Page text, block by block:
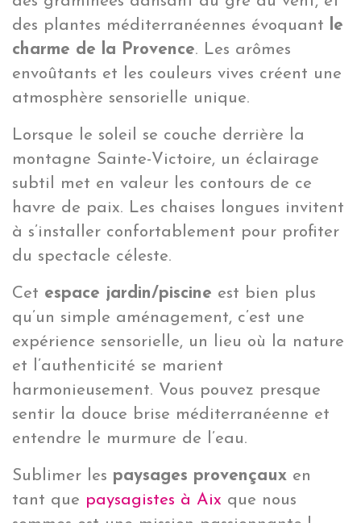
des plantes méditerranéennes évoquant
le
charme de la Provence. Les arômes
envoûtants et les couleurs vives créent une
atmosphère sensorielle unique.
Lorsque le soleil se couche derrière la
montagne Sainte-Victoire, un éclairage
subtil met en valeur les contours de ce
havre de paix. Les chaises longues invitent
à s’installer confortablement pour profiter
du spectacle céleste.
Cet espace jardin/piscine est bien plus
qu’un simple aménagement, c’est une
expérience sensorielle, un lieu où la nature
et l’authenticité se marient
harmonieusement. Vous pouvez presque
sentir la douce brise méditerranéenne et
entendre le murmure de l’eau.
Sublimer les paysages provençaux en
tant que paysagistes à Aix que nous